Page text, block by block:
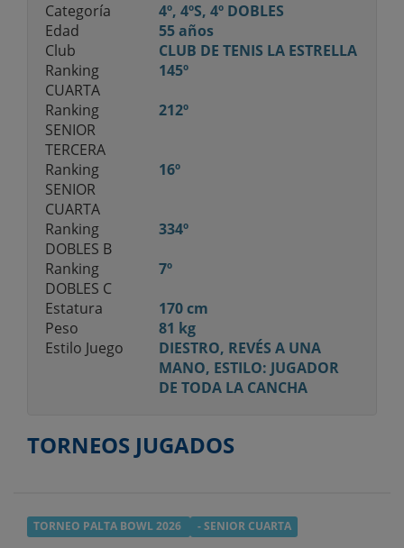
Categoría
4º, 4ºS, 4º DOBLES
Edad
55 años
Club
CLUB DE TENIS LA ESTRELLA
Ranking
CUARTA
145º
Ranking
SENIOR
TERCERA
212º
Ranking
SENIOR
CUARTA
16º
Ranking
DOBLES B
334º
Ranking
DOBLES C
7º
Estatura
170 cm
Peso
81 kg
Estilo Juego
DIESTRO, REVÉS A UNA
MANO, ESTILO: JUGADOR
DE TODA LA CANCHA
TORNEOS JUGADOS
TORNEO PALTA BOWL 2026 - SENIOR CUARTA